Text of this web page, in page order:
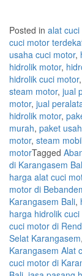
Posted in alat cuci
cuci motor
usaha cuci motor,
hidrolik motor,
hidrolik cuci motor,
steam motor, jual
motor, jual
hidrolik motor,
murah, paket
motor, steam
motorTagged
di Karangasem
harga alat cuci
motor di
Karangasem Bali,
harga hidrolik
cuci motor di
Selat Karangasem,
Karangasem Alat
cuci motor di